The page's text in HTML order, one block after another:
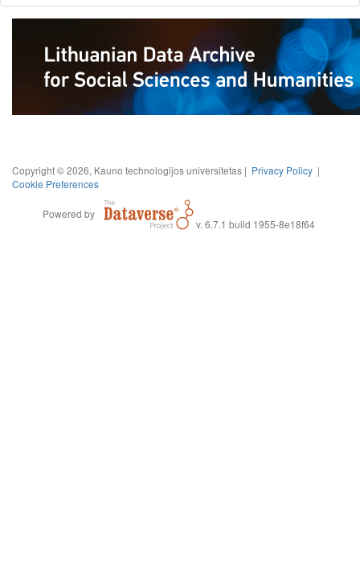
Copyright © 2026, Kauno technologijos universitetas | Privacy Policy |
Cookie Preferences
Powered by
v. 6.7.1 build 1955-8e18f64